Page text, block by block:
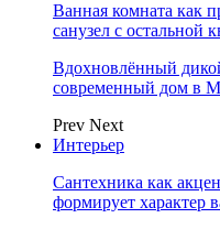
Ванная комната как
санузел с остальной
Вдохновлённый
современный дом в
Prev Next
Интерьер
Сантехника как
формирует характер